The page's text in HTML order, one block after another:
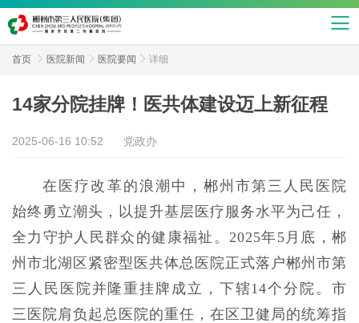
首页  医院新闻  医院要闻  详细
14家分院挂牌！医共体建设迈上新征程
2025-06-16 10:52 党政办
在医疗改革的浪潮中，郴州市第三人民医院
始终勇立潮头，以提升基层医疗服务水平为己任，
全力守护人民群众的健康福祉。2025年5月底，郴
州市北湖区紧密型医共体总医院正式落户郴州市第
三人民医院并隆重挂牌成立，下辖14个分院。市
三医院肩负起总医院的重任，在区卫健局的统筹指